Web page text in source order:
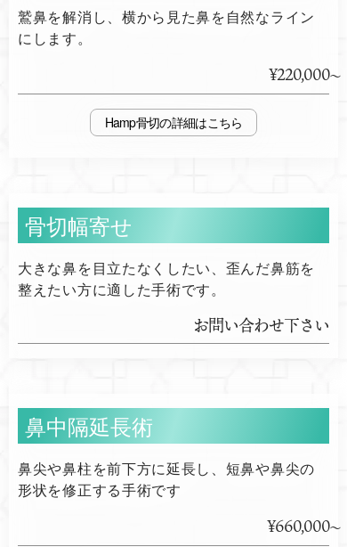
鷲鼻を解消し、横から見た鼻を自然なライン
にします。
¥220,000
Hamp骨切
骨切幅寄せ
大きな鼻を目立たなくしたい、歪んだ鼻筋を
整えたい方に適した手術です。
お問い合わせ下さい
鼻中隔延長術
鼻尖や鼻柱を前下方に延長し、短鼻や鼻尖の
形状を修正する手術です
¥660,000